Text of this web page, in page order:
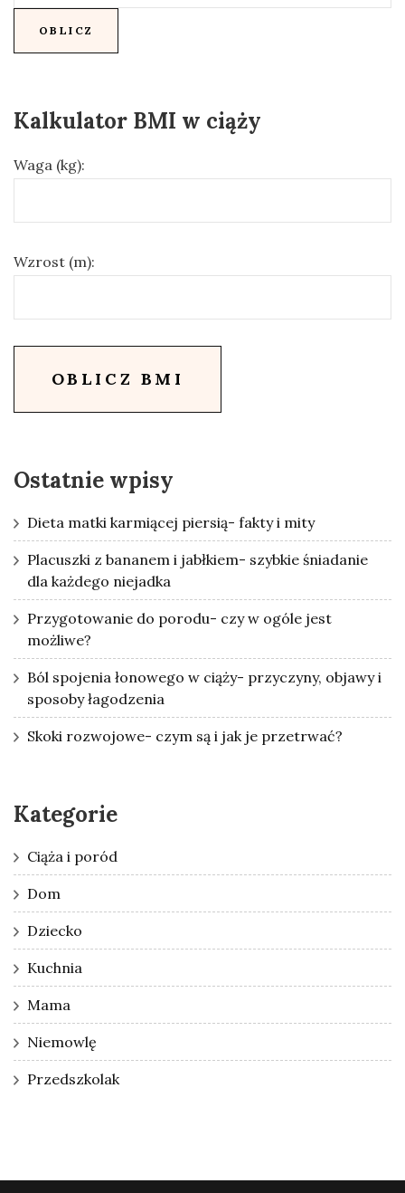
Kalkulator BMI w ciąży
Waga (kg):
Wzrost (m):
OBLICZ BMI
Ostatnie wpisy
Dieta matki karmiącej piersią- fakty i mity
Placuszki z bananem i jabłkiem- szybkie śniadanie
dla każdego niejadka
Przygotowanie do porodu- czy w ogóle jest
możliwe?
Ból spojenia łonowego w ciąży- przyczyny, objawy i
sposoby łagodzenia
Skoki rozwojowe- czym są i jak je przetrwać?
Kategorie
Ciąża i poród
Dom
Dziecko
Kuchnia
Mama
Niemowlę
Przedszkolak